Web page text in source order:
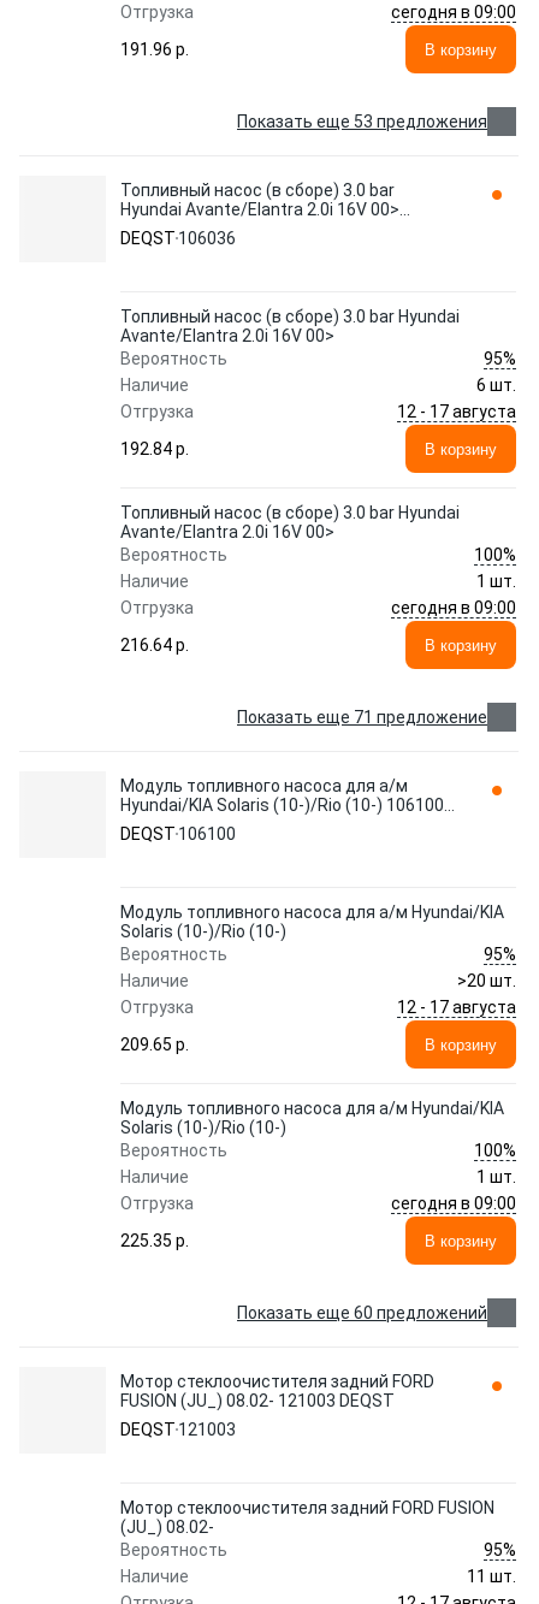
Отгрузка
сегодня в 09:00
191.96 p.
В корзину
Показать еще 53 предложения
Топливный насос (в сборе) 3.0 bar
Hyundai Avante/Elantra 2.0i 16V 00>
106036 DEQST
DEQST 106036
Топливный насос (в сборе) 3.0 bar Hyundai
Avante/Elantra 2.0i 16V 00>
Вероятность
95%
Наличие
6 шт.
Отгрузка
12 - 17 августа
192.84 p.
В корзину
Топливный насос (в сборе) 3.0 bar Hyundai
Avante/Elantra 2.0i 16V 00>
Вероятность
100%
Наличие
1 шт.
Отгрузка
сегодня в 09:00
216.64 p.
В корзину
Показать еще 71 предложение
Модуль топливного насоса для а/м
Hyundai/KIA Solaris (10-)/Rio (10-) 106100
DEQST
DEQST 106100
Модуль топливного насоса для а/м Hyundai/KIA
Solaris (10-)/Rio (10-)
Вероятность
95%
Наличие
>20 шт.
Отгрузка
12 - 17 августа
209.65 p.
В корзину
Модуль топливного насоса для а/м Hyundai/KIA
Solaris (10-)/Rio (10-)
Вероятность
100%
Наличие
1 шт.
Отгрузка
сегодня в 09:00
225.35 p.
В корзину
Показать еще 60 предложений
Мотор стеклоочистителя задний FORD
FUSION (JU_) 08.02- 121003 DEQST
DEQST 121003
Мотор стеклоочистителя задний FORD FUSION
(JU_) 08.02-
Вероятность
95%
Наличие
11 шт.